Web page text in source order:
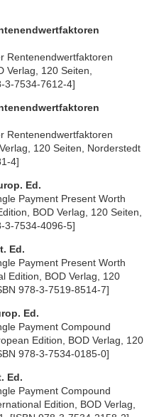
Rentenendwertfaktoren
Verlag, 120 Seiten,
3-7534-7612-4]
Rentenendwertfaktoren
120 Seiten, Norderstedt
4]
Ed.
Payment Present Worth
BOD Verlag, 120 Seiten,
3-7534-4096-5]
Ed.
Payment Present Worth
Edition, BOD Verlag, 120
978-3-7519-8514-7]
Ed.
Payment Compound
Edition, BOD Verlag, 120
978-3-7534-0185-0]
Ed.
Payment Compound
Edition, BOD Verlag,